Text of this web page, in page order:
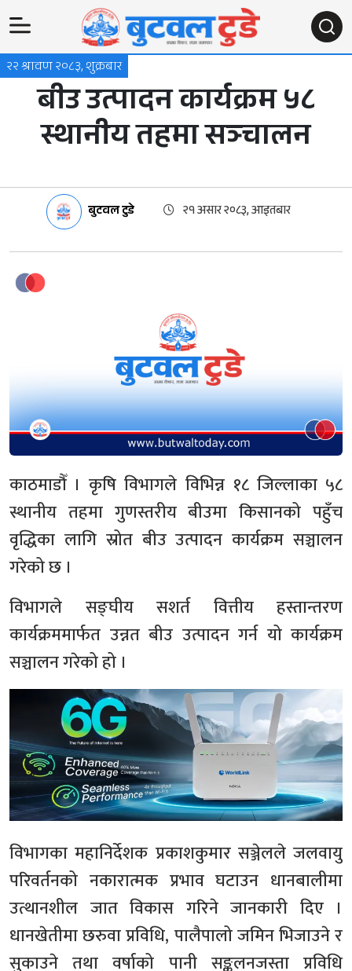
२२ श्रावण २०८३, शुक्रबार
बीउ उत्पादन कार्यक्रम ५८
स्थानीय तहमा सञ्चालन
बुटवल टुडे २१ असार २०८३, आइतबार
काठमाडौँ । कृषि विभागले विभिन्न १८ जिल्लाका ५८
स्थानीय तहमा गुणस्तरीय बीउमा किसानको पहुँच
वृद्धिका लागि स्रोत बीउ उत्पादन कार्यक्रम सञ्चालन
गरेको छ ।
विभागले सङ्घीय सशर्त वित्तीय हस्तान्तरण
कार्यक्रममार्फत उन्नत बीउ उत्पादन गर्न यो कार्यक्रम
सञ्चालन गरेको हो ।
विभागका महानिर्देशक प्रकाशकुमार सञ्जेलले जलवायु
परिवर्तनको नकारात्मक प्रभाव घटाउन धानबालीमा
उत्थानशील जात विकास गरिने जानकारी दिए ।
धानखेतीमा छरुवा प्रविधि, पालैपालो जमिन भिजाउने र
सुकाउने तथा वर्षाको पानी सङ्कलनजस्ता प्रविधि